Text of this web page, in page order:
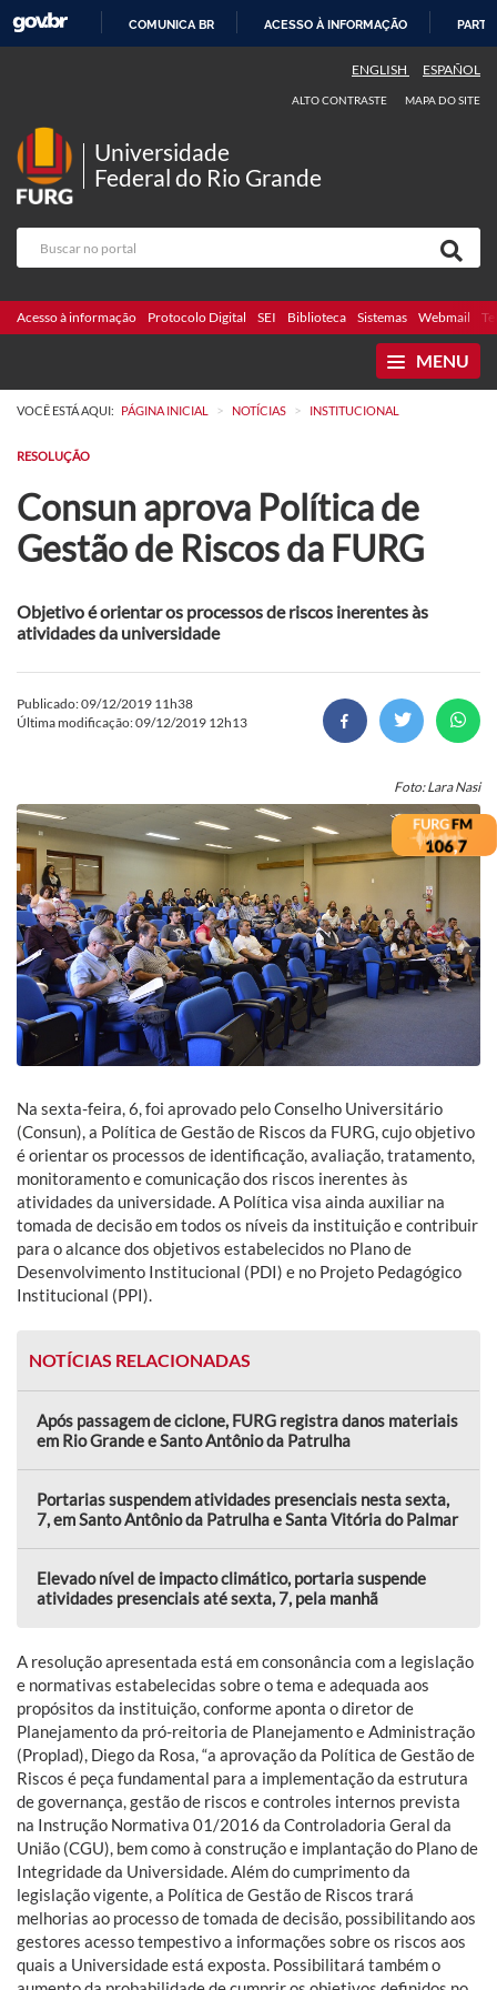
COMUNICA BR ACESSO À INFORMAÇÃO
ENGLISH ESPAÑOL
ALTO CONTRASTE MAPA DO SITE
Universidade
Federal do Rio Grande
Acesso à informação Protocolo Digital SEI Biblioteca Sistemas Webmail
MENU
VOCÊ ESTÁ AQUI: PÁGINA INICIAL > NOTÍCIAS > INSTITUCIONAL
RESOLUÇÃO
Consun aprova Política de
Gestão de Riscos da FURG
Objetivo é orientar os processos de riscos inerentes às
atividades da universidade
Publicado: 09/12/2019 11h38
Última modificação: 09/12/2019 12h13
Foto: Lara Nasi
Na sexta-feira, 6, foi aprovado pelo Conselho Universitário
(Consun), a Política de Gestão de Riscos da FURG, cujo objetivo
é orientar os processos de identificação, avaliação, tratamento,
monitoramento e comunicação dos riscos inerentes às
atividades da universidade. A Política visa ainda auxiliar na
tomada de decisão em todos os níveis da instituição e contribuir
para o alcance dos objetivos estabelecidos no Plano de
Desenvolvimento Institucional (PDI) e no Projeto Pedagógico
Institucional (PPI).
NOTÍCIAS RELACIONADAS
Após passagem de ciclone, FURG registra danos materiais
em Rio Grande e Santo Antônio da Patrulha
Portarias suspendem atividades presenciais nesta sexta,
7, em Santo Antônio da Patrulha e Santa Vitória do Palmar
Elevado nível de impacto climático, portaria suspende
atividades presenciais até sexta, 7, pela manhã
A resolução apresentada está em consonância com a legislação
e normativas estabelecidas sobre o tema e adequada aos
propósitos da instituição, conforme aponta o diretor de
Planejamento da pró-reitoria de Planejamento e Administração
(Proplad), Diego da Rosa, “a aprovação da Política de Gestão de
Riscos é peça fundamental para a implementação da estrutura
de governança, gestão de riscos e controles internos prevista
na Instrução Normativa 01/2016 da Controladoria Geral da
União (CGU), bem como à construção e implantação do Plano de
Integridade da Universidade. Além do cumprimento da
legislação vigente, a Política de Gestão de Riscos trará
melhorias ao processo de tomada de decisão, possibilitando aos
gestores acesso tempestivo a informações sobre os riscos aos
quais a Universidade está exposta. Possibilitará também o